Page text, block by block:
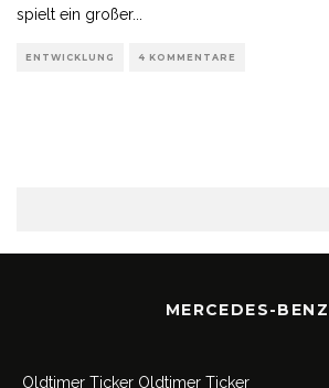
spielt ein großer...
ENTWICKLUNG 4 KOMMENTARE
MERCEDES-BENZ
Oldtimer Ticker Oldtimer Ticker